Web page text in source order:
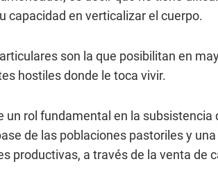
capacidad en verticalizar el cuerpo.
son la que posibilitan en
hostiles donde le toca vivir.
un rol fundamental en la
de las poblaciones pastoriles y
productivas, a través de la venta de